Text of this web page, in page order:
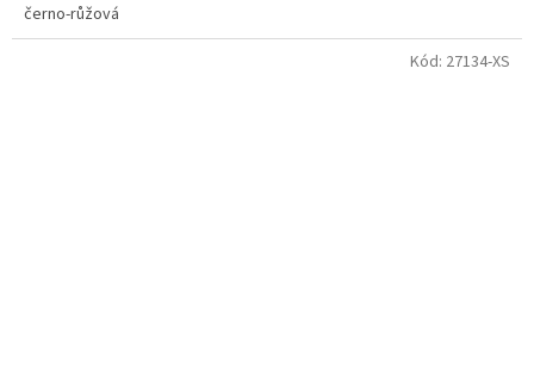
černo-růžová
Kód: 27134-XS